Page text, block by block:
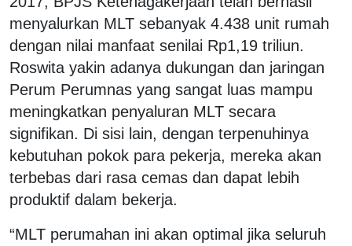
menyalurkan MLT sebanyak 4.438 unit rumah
dengan nilai manfaat senilai Rp1,19 triliun.
Roswita yakin adanya dukungan dan jaringan
Perum Perumnas yang sangat luas mampu
meningkatkan penyaluran MLT secara
signifikan. Di sisi lain, dengan terpenuhinya
kebutuhan pokok para pekerja, mereka akan
terbebas dari rasa cemas dan dapat lebih
produktif dalam bekerja.
“MLT perumahan ini akan optimal jika seluruh